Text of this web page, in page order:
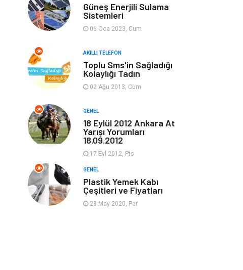
Dekorasyon Tatil
Makine
Yazılım
Güzellik & Bakım Magazin Dünyası
Organizasyon
Hizmet Otomotiv
Bebek Giyim
Güneş Enerjili Sulama
Sistemleri
06 Oca 2023, Cum
AKILLI TELEFON
Toplu Sms'in Sağladığı
Kolaylığı Tadın
02 Ağu 2013, Cum
GENEL
18 Eylül 2012 Ankara At
Yarışı Yorumları
18.09.2012
17 Eyl 2012, Pts
GENEL
Plastik Yemek Kabı
Çeşitleri ve Fiyatları
28 May 2020, Per